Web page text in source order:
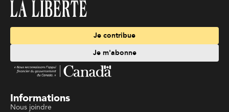
Je contribue
Je m'abonne
Informations
Nous joindre